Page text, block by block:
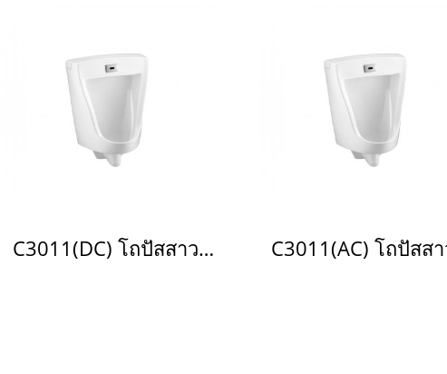
C3011(DC) โถปัสสาวะชาย รุ่น MARSHAL